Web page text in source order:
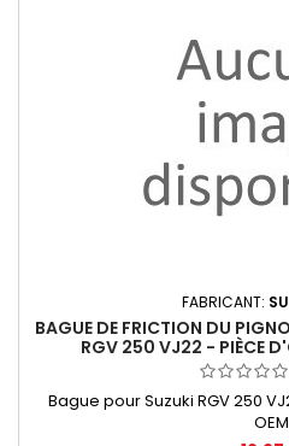
FABRICANT:
BAGUE DE FRICTION DU
RGV 250 VJ22 - PIÈCE
Bague pour Suzuki RGV 250
OEM